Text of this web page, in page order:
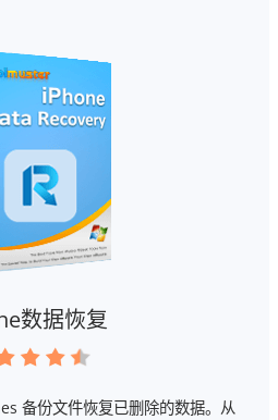
数据恢复
备份文件恢复已删除的数据。从